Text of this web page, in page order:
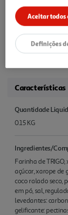
As tarteletes de
crocante e
framboesa, que
contraste entre a
estas tarte letes
Características
Quantidade
0.15 KG
Ingredientes/
Farinha de
açúcar, xarope de
coco ralado seco,
em pó, sal,
levedantes:
gelificante:
Aceitar todos
Definições